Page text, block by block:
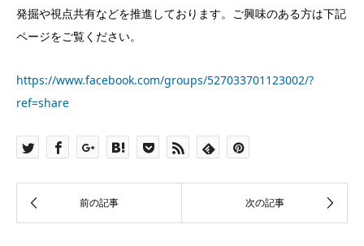
発掘や視点共有などを推進しております。ご興味のある方は下記
ページをご覧ください。
https://www.facebook.com/groups/527033701123002/?
ref=share